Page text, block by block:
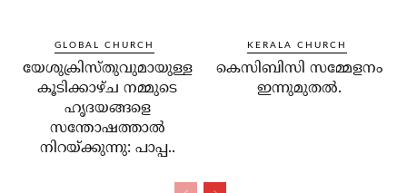
GLOBAL CHURCH
യേശുക്രിസ്തുവുമായുള്ള
കൂടിക്കാഴ്ച നമ്മുടെ
ഹൃദയങ്ങളെ
സന്തോഷത്താല്‍
നിറയ്ക്കുന്നു: പാപ്പ..
KERALA CHURCH
കെസിബിസി സമ്മേളനം
ഇന്നുമുതല്‍.